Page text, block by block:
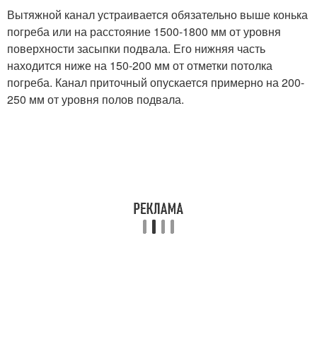
Вытяжной канал устраивается обязательно выше конька
погреба или на расстояние 1500-1800 мм от уровня
поверхности засыпки подвала. Его нижняя часть
находится ниже на 150-200 мм от отметки потолка
погреба. Канал приточный опускается примерно на 200-
250 мм от уровня полов подвала.